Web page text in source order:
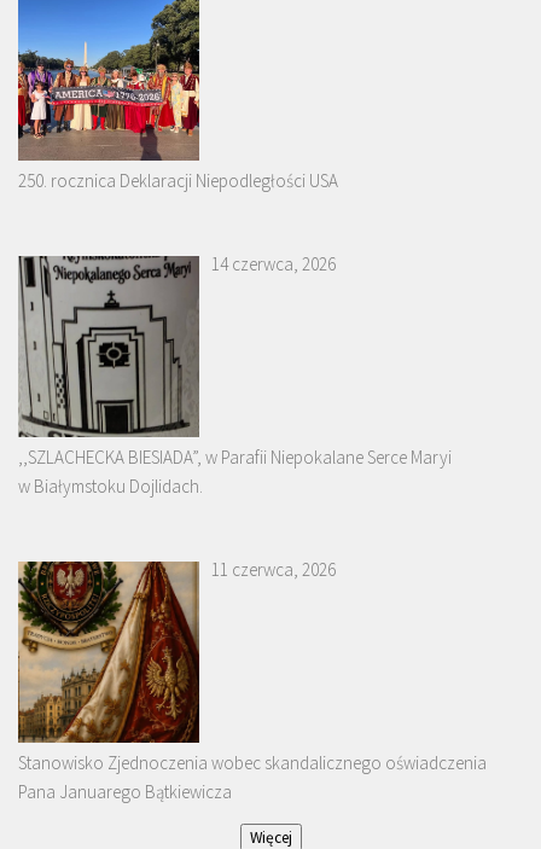
250. rocznica Deklaracji Niepodległości USA
14 czerwca, 2026
,,SZLACHECKA BIESIADA”, w Parafii Niepokalane Serce Maryi
w Białymstoku Dojlidach.
11 czerwca, 2026
Stanowisko Zjednoczenia wobec skandalicznego oświadczenia
Pana Januarego Bątkiewicza
Więcej